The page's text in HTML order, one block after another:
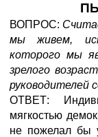
ВОПРОС:
мы живем,
которого мы
зрелого
руководителей
ОТВЕТ:
мягкостью
не пожелал бы